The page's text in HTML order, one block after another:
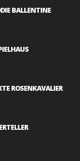
BALLENTINE
ROSENKAVALIER